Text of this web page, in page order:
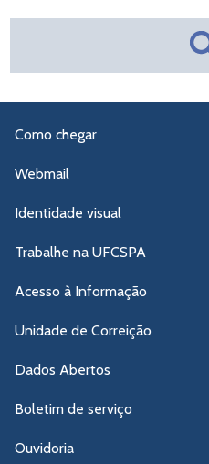
Como chegar
Webmail
Identidade visual
Trabalhe na UFCSPA
Acesso à Informação
Unidade de Correição
Dados Abertos
Boletim de serviço
Ouvidoria